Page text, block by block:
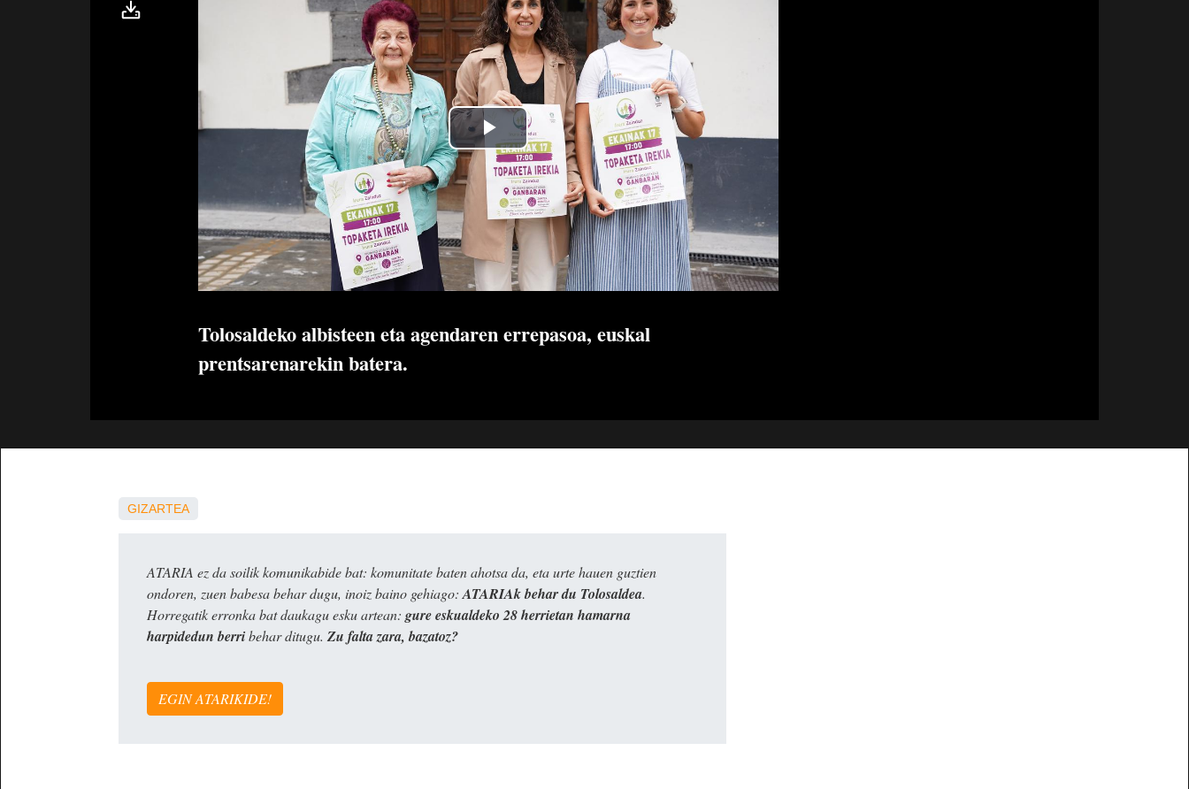
Tolosaldeko albisteen eta agendaren errepasoa, euskal
prentsarenarekin batera.
GIZARTEA
ATARIA ez da soilik komunikabide bat: komunitate baten ahotsa da, eta urte hauen guztien
ondoren, zuen babesa behar dugu, inoiz baino gehiago: ATARIAk behar du Tolosaldea.
Horregatik erronka bat daukagu esku artean: gure eskualdeko 28 herrietan hamarna
harpidedun berribehar ditugu. Zu falta zara, bazatoz?
EGIN ATARIKIDE!